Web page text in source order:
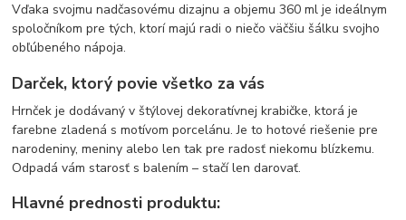
Vďaka svojmu nadčasovému dizajnu a objemu 360 ml je ideálnym
spoločníkom pre tých, ktorí majú radi o niečo väčšiu šálku svojho
obľúbeného nápoja.
Darček, ktorý povie všetko za vás
Hrnček je dodávaný v štýlovej dekoratívnej krabičke, ktorá je
farebne zladená s motívom porcelánu. Je to hotové riešenie pre
narodeniny, meniny alebo len tak pre radosť niekomu blízkemu.
Odpadá vám starosť s balením – stačí len darovať.
Hlavné prednosti produktu: